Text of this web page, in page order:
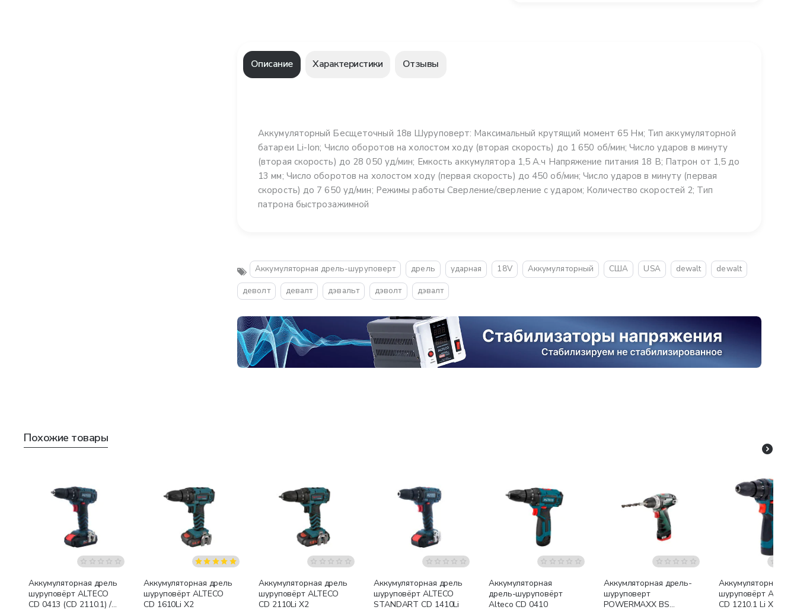
Описание Характеристики Отзывы
Аккумуляторный Бесщеточный 18в Шуруповерт: Максимальный крутящий момент 65 Нм; Тип аккумуляторной
батареи Li-Ion; Число оборотов на холостом ходу (вторая скорость) до 1 650 об/мин; Число ударов в минуту
(вторая скорость) до 28 050 уд/мин; Емкость аккумулятора 1,5 А.ч Напряжение питания 18 В; Патрон от 1,5 до
13 мм; Число оборотов на холостом ходу (первая скорость) до 450 об/мин; Число ударов в минуту (первая
скорость) до 7 650 уд/мин; Режимы работы Сверление/сверление с ударом; Количество скоростей 2; Тип
патрона быстрозажимной
Аккумуляторная дрель-шуруповерт дрель ударная 18V Аккумуляторный США USA dewalt
dewalt
деволт
девалт дэвальт дэволт дэвалт
Похожие товары
Аккумуляторная дрель
шуруповёрт ALTECO
CD 0413 (CD 2110.1) /
Аккумуляторная дрель
шуруповёрт ALTECO
CD 1610Li X2
Аккумуляторная дрель
шуруповёрт ALTECO
CD 2110Li X2
Аккумуляторная дрель
шуруповёрт ALTECO
STANDART CD 1410Li
Аккумуляторная
дрель-шуруповёрт
Alteco CD 0410
Аккумляторная дрель-
шуруповерт
POWERMAXX BS
Аккумуляторная
шуруповёрт
CD 1210.1 Li X2